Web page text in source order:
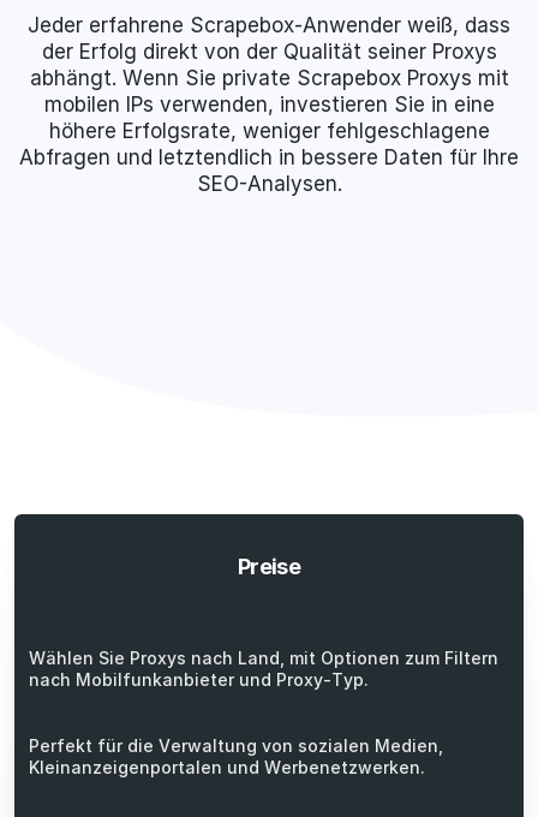
Jeder erfahrene Scrapebox-Anwender weiß, dass
der Erfolg direkt von der Qualität seiner Proxys
abhängt. Wenn Sie private Scrapebox Proxys mit
mobilen IPs verwenden, investieren Sie in eine
höhere Erfolgsrate, weniger fehlgeschlagene
Abfragen und letztendlich in bessere Daten für Ihre
SEO-Analysen.
Preise
Wählen Sie Proxys nach Land, mit Optionen zum Filtern
nach Mobilfunkanbieter und Proxy-Typ.
Perfekt für die Verwaltung von sozialen Medien,
Kleinanzeigenportalen und Werbenetzwerken.